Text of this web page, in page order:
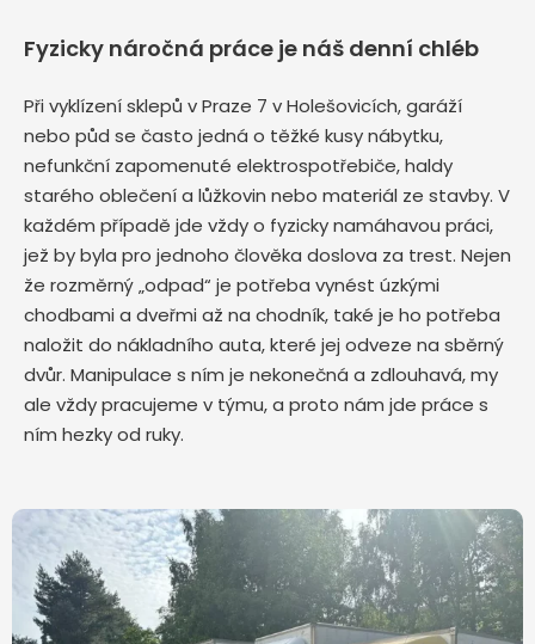
Fyzicky náročná práce je náš denní chléb
Při vyklízení sklepů v Praze 7 v Holešovicích, garáží
nebo půd se často jedná o těžké kusy nábytku,
nefunkční zapomenuté elektrospotřebiče, haldy
starého oblečení a lůžkovin nebo materiál ze stavby. V
každém případě jde vždy o fyzicky namáhavou práci,
jež by byla pro jednoho člověka doslova za trest. Nejen
že rozměrný „odpad“ je potřeba vynést úzkými
chodbami a dveřmi až na chodník, také je ho potřeba
naložit do nákladního auta, které jej odveze na sběrný
dvůr. Manipulace s ním je nekonečná a zdlouhavá, my
ale vždy pracujeme v týmu, a proto nám jde práce s
ním hezky od ruky.